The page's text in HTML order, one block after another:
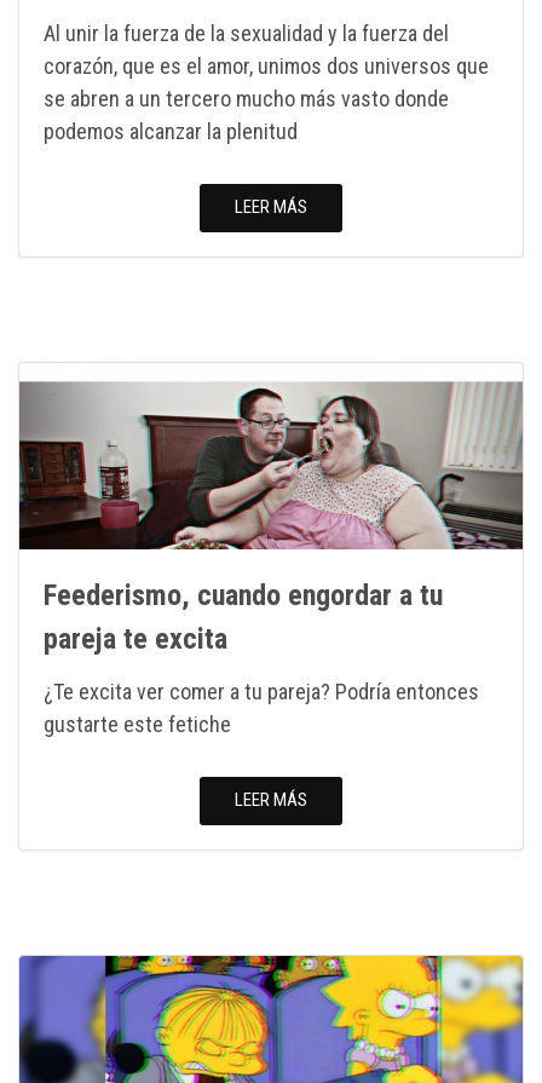
Al unir la fuerza de la sexualidad y la fuerza del
corazón, que es el amor, unimos dos universos que
se abren a un tercero mucho más vasto donde
podemos alcanzar la plenitud
LEER MÁS
Feederismo, cuando engordar a tu
pareja te excita
¿Te excita ver comer a tu pareja? Podría entonces
gustarte este fetiche
LEER MÁS